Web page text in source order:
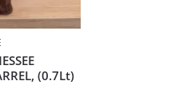
(0.7Lt)